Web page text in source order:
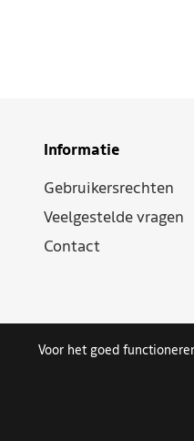
Informatie
Gebruikersrechten
Veelgestelde vragen
Contact
Voor het goed